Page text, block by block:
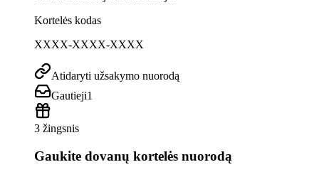
Kortelės kodas
XXXX-XXXX-XXXX
Atidaryti užsakymo nuorodą
Gautieji1
3 žingsnis
Gaukite dovanų kortelės nuorodą